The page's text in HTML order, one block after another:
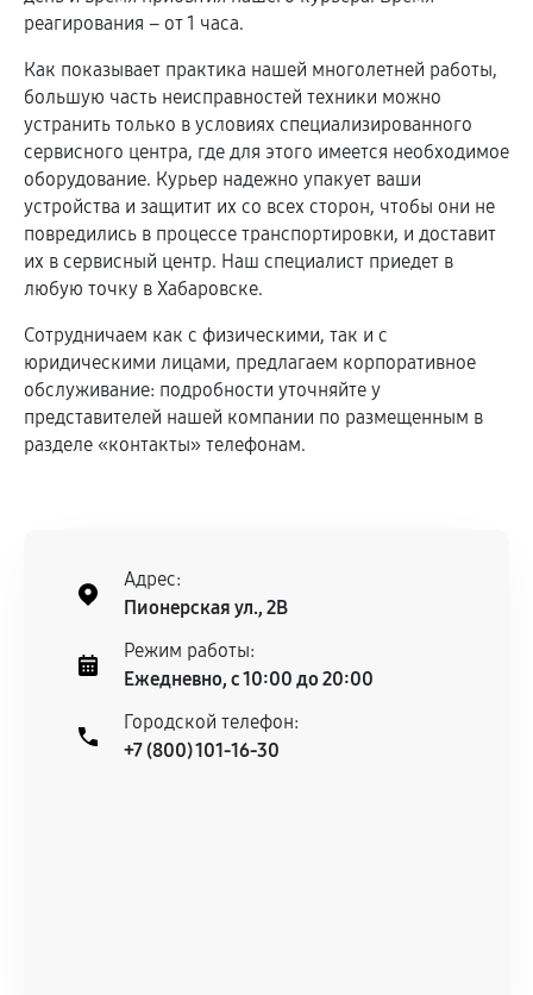
реагирования – от 1 часа.
Как показывает практика нашей многолетней работы,
большую часть неисправностей техники можно
устранить только в условиях специализированного
сервисного центра, где для этого имеется необходимое
оборудование. Курьер надежно упакует ваши
устройства и защитит их со всех сторон, чтобы они не
повредились в процессе транспортировки, и доставит
их в сервисный центр. Наш специалист приедет в
любую точку в Хабаровске.
Сотрудничаем как с физическими, так и с
юридическими лицами, предлагаем корпоративное
обслуживание: подробности уточняйте у
представителей нашей компании по размещенным в
разделе «контакты» телефонам.
Адрес:
Пионерская ул., 2В
Режим работы:
Ежедневно, с 10:00 до 20:00
Городской телефон:
+7 (800) 101-16-30